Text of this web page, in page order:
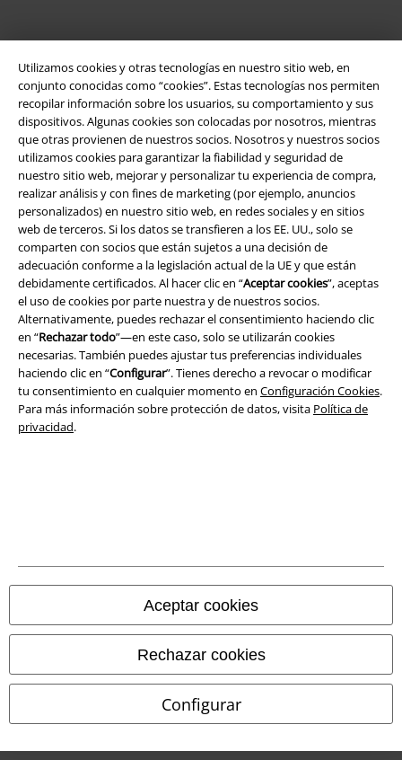
Utilizamos cookies y otras tecnologías en nuestro sitio web, en
conjunto conocidas como “cookies”. Estas tecnologías nos permiten
recopilar información sobre los usuarios, su comportamiento y sus
dispositivos. Algunas cookies son colocadas por nosotros, mientras
que otras provienen de nuestros socios. Nosotros y nuestros socios
utilizamos cookies para garantizar la fiabilidad y seguridad de
nuestro sitio web, mejorar y personalizar tu experiencia de compra,
realizar análisis y con fines de marketing (por ejemplo, anuncios
personalizados) en nuestro sitio web, en redes sociales y en sitios
web de terceros. Si los datos se transfieren a los EE. UU., solo se
comparten con socios que están sujetos a una decisión de
adecuación conforme a la legislación actual de la UE y que están
debidamente certificados. Al hacer clic en “Aceptar cookies”, aceptas
el uso de cookies por parte nuestra y de nuestros socios.
Alternativamente, puedes rechazar el consentimiento haciendo clic
en “Rechazar todo”—en este caso, solo se utilizarán cookies
necesarias. También puedes ajustar tus preferencias individuales
haciendo clic en “Configurar”. Tienes derecho a revocar o modificar
tu consentimiento en cualquier momento en Configuración Cookies.
Para más información sobre protección de datos, visita Política de
privacidad.
Aceptar cookies
Rechazar cookies
Configurar
Seguridad
Legal
Términos y Condiciones
Aviso Legal
Ley protección de datos
Cancelar pedido
Todos los precios incluyen el IVA pero no losgastos de transporte
© 1986-2026 E.M.P. Merchandising HGmbH